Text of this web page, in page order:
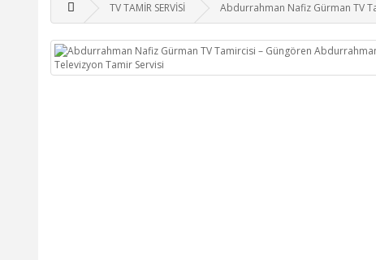
TV TAMİR SERVİSİ Abdurrahman Nafiz Gürman TV